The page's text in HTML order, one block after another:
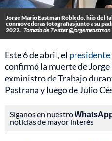
Jorge Mario Eastman Robledo, hijo del
conmovedoras fotografías junto a su
2022. Tomada de Twitter @jorgemeastman
Este 6 de abril, el presidente
confirmó la muerte de
exministro de Trabajo
Pastrana y luego de Julio
Síganos en nuestro
noticias de mayor interés